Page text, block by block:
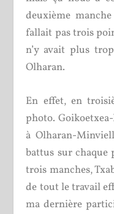
deuxième
fallait pas trois
n’y avait plus
Olharan.
En effet, en
photo.
à Olharan-
battus sur chaque
trois manches,
de tout le travail
ma dernière